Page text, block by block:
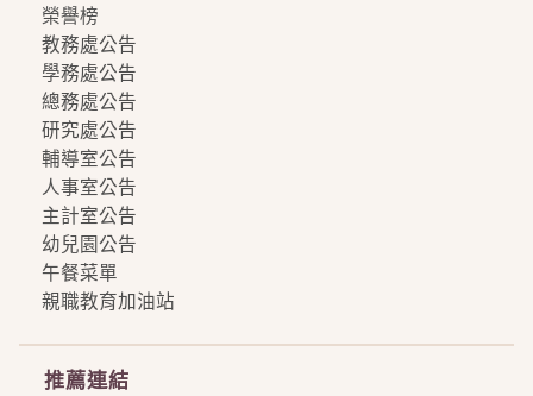
榮譽榜
教務處公告
學務處公告
總務處公告
研究處公告
輔導室公告
人事室公告
主計室公告
幼兒園公告
午餐菜單
親職教育加油站
推薦連結